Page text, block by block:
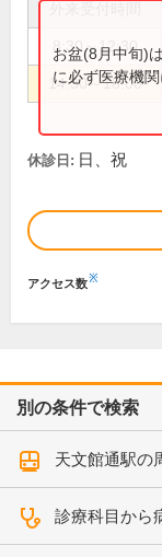
8:30～12:30
14:30～18:00
お盆(8月中旬)
に必ず医療機
休診日: 日、祝
アクセス数※
別の条件で検索
天文館通駅の
診療科目から